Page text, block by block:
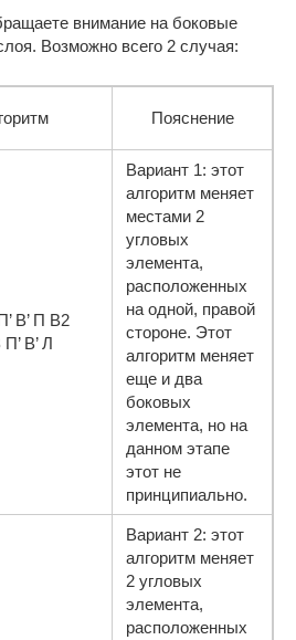
внимание на боковые
Возможно всего 2 случая:
Пояснение
В’ П В2
П’ В’ Л
Вариант 1: этот
алгоритм меняет
местами 2
угловых
элемента,
расположенных
на одной, правой
стороне. Этот
алгоритм меняет
еще и два
боковых
элемента, но на
данном этапе
этот не
принципиально.
Вариант 2: этот
алгоритм меняет
2 угловых
элемента,
расположенных